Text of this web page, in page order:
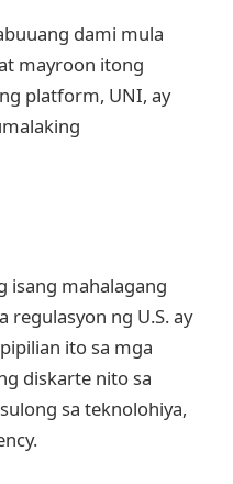
dami mula
mayroon itong
platform, UNI, ay
isang mahalagang
ng U.S. ay
ito sa mga
diskarte nito sa
sa teknolohiya,